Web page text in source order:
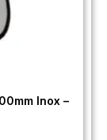
Inox –